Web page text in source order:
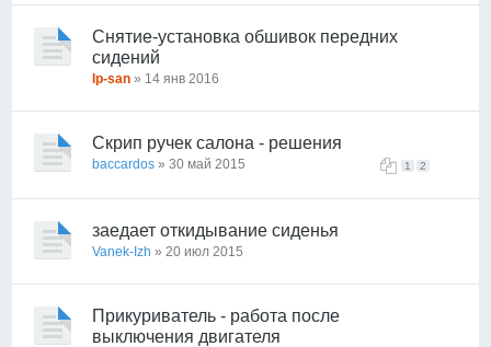
Снятие-установка обшивок передних
сидений
lp-san » 14 янв 2016
Скрип ручек салона - решения
1 2
baccardos » 30 май 2015
заедает откидывание сиденья
Vanek-Izh » 20 июл 2015
Прикуриватель - работа после
выключения двигателя